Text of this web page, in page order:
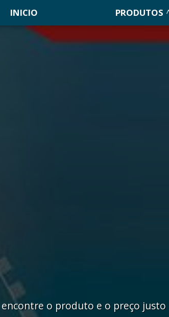
INICIO PRODUTOS
o produto e o preço justo